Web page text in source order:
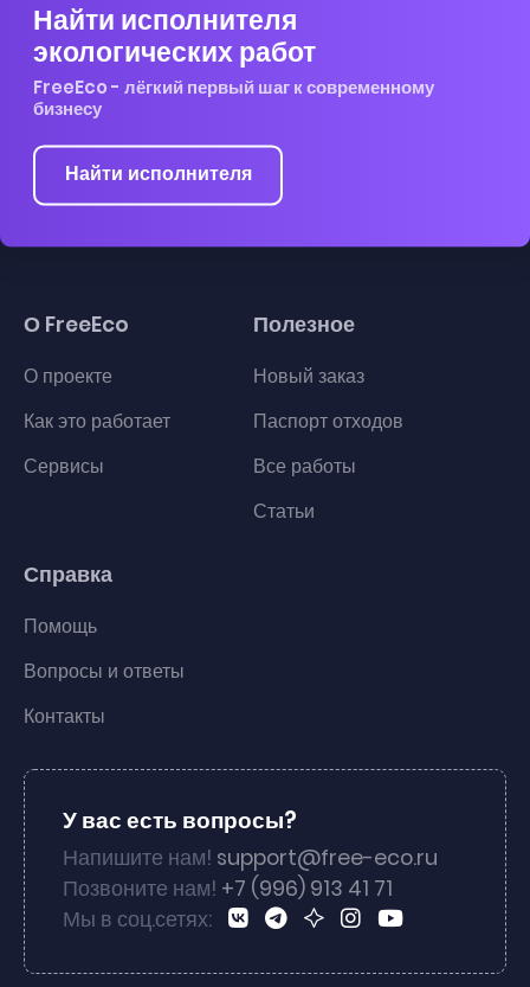
Найти исполнителя
экологических работ
FreeEco - лёгкий первый шаг к современному
бизнесу
Найти исполнителя
О FreeEco
О проекте
Как это работает
Сервисы
Полезное
Новый заказ
Паспорт отходов
Все работы
Статьи
Справка
Помощь
Вопросы и ответы
Контакты
У вас есть вопросы?
Напишите нам! support@free-eco.ru
Позвоните нам! +7 (996) 913 41 71
Мы в соц.сетях: